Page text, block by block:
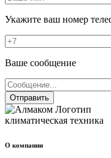
Укажите ваш номер
Ваше сообщение
Отправить
климатическая техника
О компании